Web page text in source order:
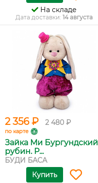
На складе
Дата доставки: 14 августа
2 356 ₽ 2 480 ₽
по карте
Зайка Ми Бургундский
рубин. Р...
БУДИ БАСА
Купить